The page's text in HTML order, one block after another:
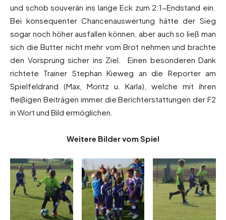
und schob souverän ins lange Eck zum 2:1-Endstand ein.
Bei konsequenter Chancenauswertung hätte der Sieg
sogar noch höher ausfallen können, aber auch so ließ man
sich die Butter nicht mehr vom Brot nehmen und brachte
den Vorsprung sicher ins Ziel. Einen besonderen Dank
richtete Trainer Stephan Kieweg an die Reporter am
Spielfeldrand (Max, Moritz u. Karla), welche mit ihren
fleißigen Beiträgen immer die Berichterstattungen der F2
in Wort und Bild ermöglichen.
Weitere Bilder vom Spiel